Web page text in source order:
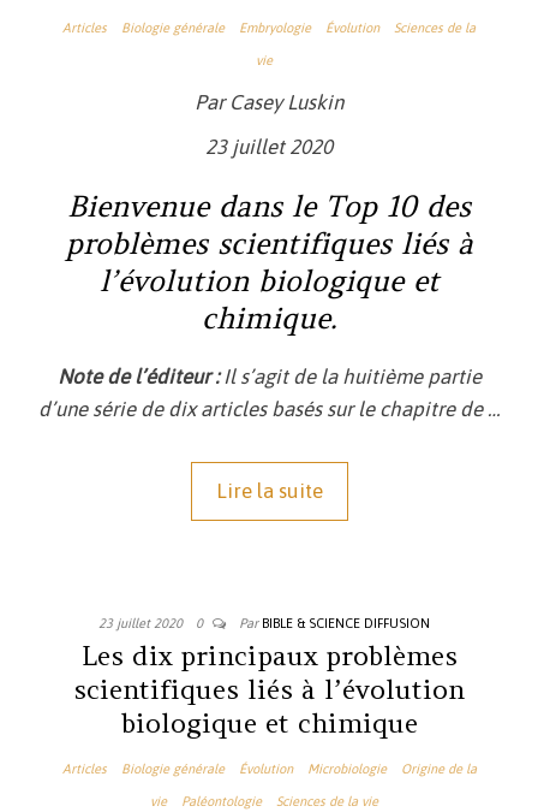
Articles Biologie générale Embryologie Évolution Sciences de la
vie
Par Casey Luskin
23 juillet 2020
Bienvenue dans le Top 10 des
problèmes scientifiques liés à
l’évolution biologique et
chimique.
Note de l’éditeur :Il s’agit de la huitième partie
d’une série de dix articles basés sur le chapitre de …
Lire la suite
23 juillet 2020 0 Par BIBLE & SCIENCE DIFFUSION
Les dix principaux problèmes
scientifiques liés à l’évolution
biologique et chimique
Articles Biologie générale Évolution Microbiologie Origine de la
vie Paléontologie Sciences de la vie